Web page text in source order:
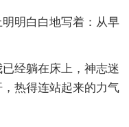
明白白地写着：从早
经躺在床上，神志迷
热得连站起来的力气